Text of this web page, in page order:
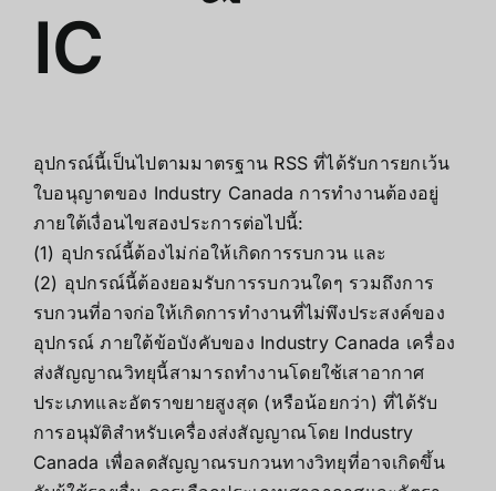
IC
อุปกรณ์นี้เป็นไปตามมาตรฐาน RSS ที่ได้รับการยกเว้น
ใบอนุญาตของ Industry Canada การทำงานต้องอยู่
ภายใต้เงื่อนไขสองประการต่อไปนี้:
(1) อุปกรณ์นี้ต้องไม่ก่อให้เกิดการรบกวน และ
(2) อุปกรณ์นี้ต้องยอมรับการรบกวนใดๆ รวมถึงการ
รบกวนที่อาจก่อให้เกิดการทำงานที่ไม่พึงประสงค์ของ
อุปกรณ์ ภายใต้ข้อบังคับของ Industry Canada เครื่อง
ส่งสัญญาณวิทยุนี้สามารถทำงานโดยใช้เสาอากาศ
ประเภทและอัตราขยายสูงสุด (หรือน้อยกว่า) ที่ได้รับ
การอนุมัติสำหรับเครื่องส่งสัญญาณโดย Industry
Canada เพื่อลดสัญญาณรบกวนทางวิทยุที่อาจเกิดขึ้น